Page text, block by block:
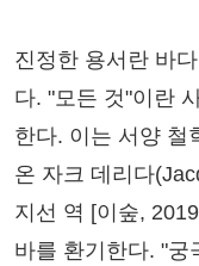
진정한 용서란 바
다. "모든 것"이란
한다. 이는 서양 철
온 자크 데리다
지선 역 [이숲,
바를 환기한다. "궁